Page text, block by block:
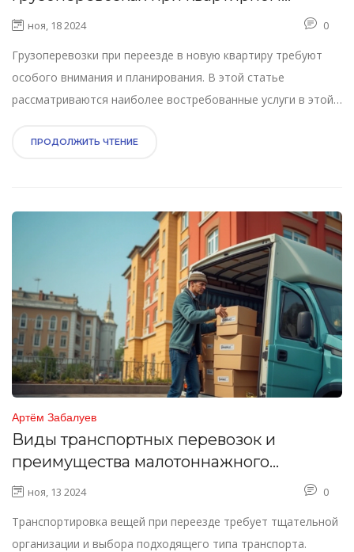
переезде
ноя, 18 2024 0
Грузоперевозки при переезде в новую квартиру требуют
особого внимания и планирования. В этой статье
рассматриваются наиболее востребованные услуги в этой
процесса переезда без стресса и потерь. Узнайте, как
внимание до и после переезда. Эта информация поможет
избежать множества ошибок и сохранит ваше время и
ПРОДОЛЖИТЬ ЧТЕНИЕ
Артём Забалуев
Виды транспортных перевозок и
преимущества малотоннажного
транспорта
ноя, 13 2024 0
Транспортировка вещей при переезде требует тщательной
организации и выбора подходящего типа транспорта.